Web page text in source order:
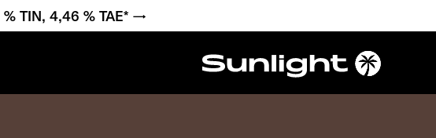
TIN, 4,46 % TAE* →